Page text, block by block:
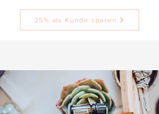
25% als Kunde sparen